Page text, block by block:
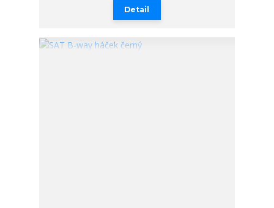
Detail